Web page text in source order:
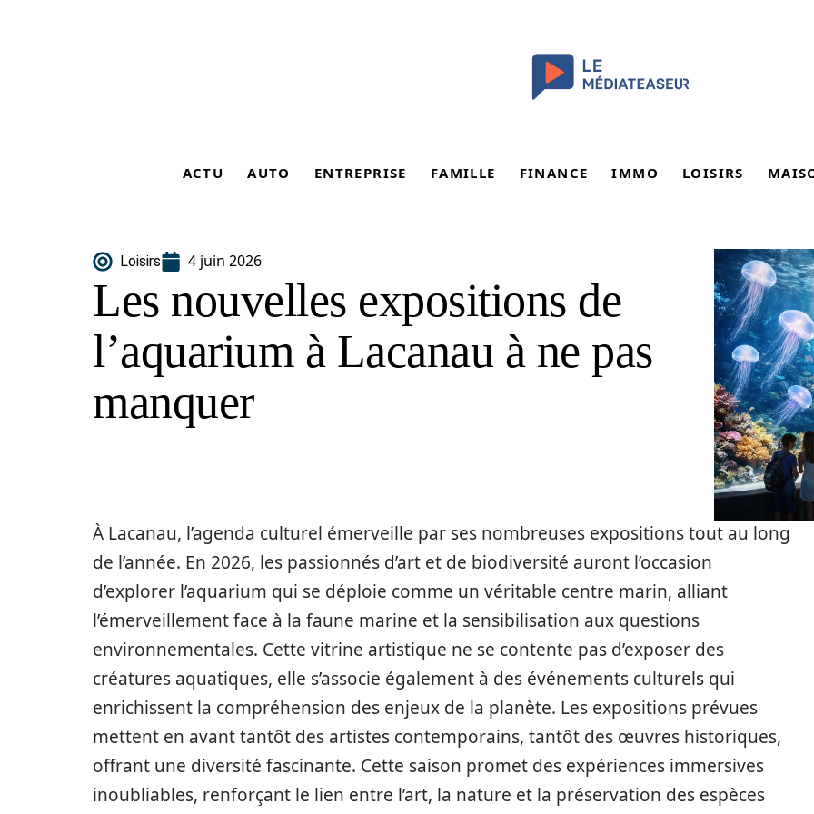
ACTU AUTO ENTREPRISE FAMILLE FINANCE IMMO LOISIRS
Loisirs 4 juin 2026
Les nouvelles expositions de
l’aquarium à Lacanau à ne pas
manquer
À Lacanau, l’agenda culturel émerveille par ses nombreuses expositions tout au long
de l’année. En 2026, les passionnés d’art et de biodiversité auront l’occasion
d’explorer l’aquarium qui se déploie comme un véritable centre marin, alliant
l’émerveillement face à la faune marine et la sensibilisation aux questions
environnementales. Cette vitrine artistique ne se contente pas d’exposer des
créatures aquatiques, elle s’associe également à des événements culturels qui
enrichissent la compréhension des enjeux de la planète. Les expositions prévues
mettent en avant tantôt des artistes contemporains, tantôt des œuvres historiques,
offrant une diversité fascinante. Cette saison promet des expériences immersives
inoubliables, renforçant le lien entre l’art, la nature et la préservation des espèces